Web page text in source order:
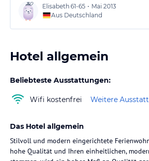
Elisabeth 61-65 • Mai 2013
Aus Deutschland
Hotel allgemein
Beliebteste Ausstattungen:
Wifi kostenfrei Weitere
Das Hotel allgemein
Stilvoll und modern eingerichtete
hohe Qualität und Ihren einheitlichen,